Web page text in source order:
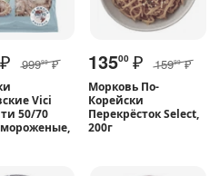
₽ 99999 ₽
Vici
50/70
13500 ₽ 15999 ₽
Морковь По-
Корейски
Перекрёсток Select,
200г